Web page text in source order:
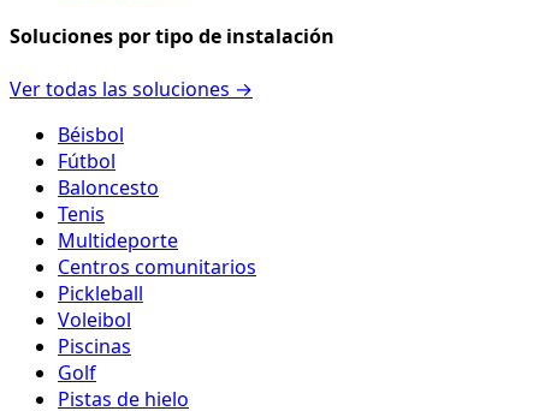
Soluciones por tipo de instalación
Ver todas las soluciones →
Béisbol
Fútbol
Baloncesto
Tenis
Multideporte
Centros comunitarios
Pickleball
Voleibol
Piscinas
Golf
Pistas de hielo